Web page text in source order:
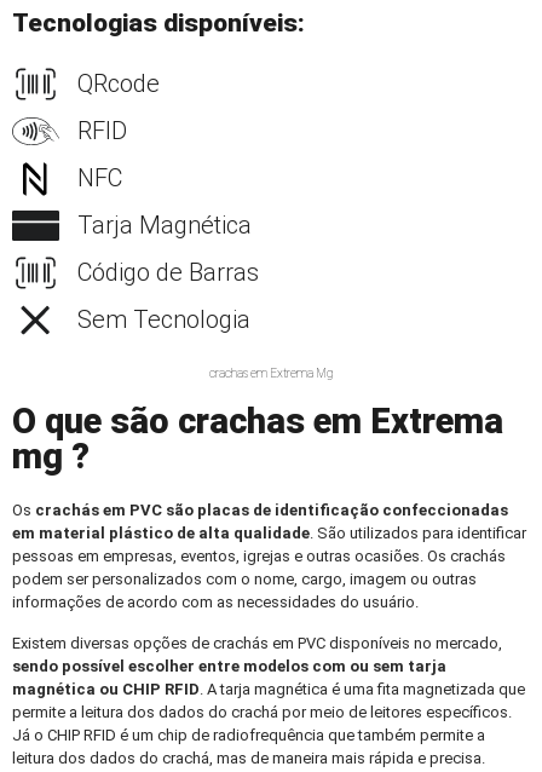
Tecnologias disponíveis:
QRcode
RFID
NFC
Tarja Magnética
Código de Barras
Sem Tecnologia
crachas em Extrema Mg
O que são crachas em Extrema
mg ?
Os crachás em PVC são placas de identificação confeccionadas
em material plástico de alta qualidade. São utilizados para identificar
pessoas em empresas, eventos, igrejas e outras ocasiões. Os crachás
podem ser personalizados com o nome, cargo, imagem ou outras
informações de acordo com as necessidades do usuário.
Existem diversas opções de crachás em PVC disponíveis no mercado,
sendo possível escolher entre modelos com ou sem tarja
magnética ou CHIP RFID. A tarja magnética é uma fita magnetizada que
permite a leitura dos dados do crachá por meio de leitores específicos.
Já o CHIP RFID é um chip de radiofrequência que também permite a
leitura dos dados do crachá, mas de maneira mais rápida e precisa.